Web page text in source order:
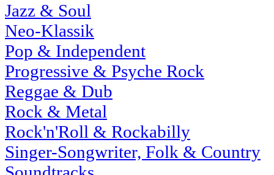
Jazz & Soul
Neo-Klassik
Pop & Independent
Progressive & Psyche Rock
Reggae & Dub
Rock & Metal
Rock'n'Roll & Rockabilly
Singer-Songwriter, Folk & Country